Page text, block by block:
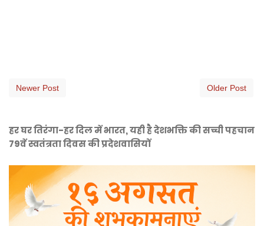
Newer Post Older Post
हर घर तिरंगा-हर दिल में भारत, यही है देशभक्ति की सच्ची पहचान
79वें स्वतंत्रता दिवस की प्रदेशवासियों